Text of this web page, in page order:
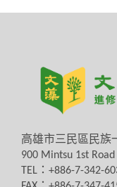
高雄市三民區民族
900 Mintsu 1st Road
TEL ： +886-7-342-